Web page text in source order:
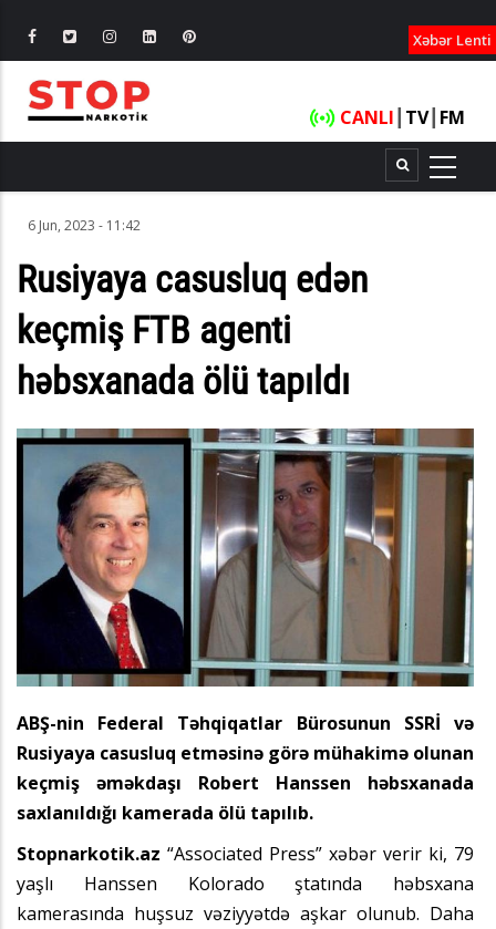
Xəbər Lenti
CANLI TV┃ FM
6 Jun, 2023 - 11:42
Rusiyaya casusluq edən
keçmiş FTB agenti
həbsxanada ölü tapıldı
ABŞ-nin Federal Təhqiqatlar Bürosunun SSRİ və
Rusiyaya casusluq etməsinə görə mühakimə olunan
keçmiş əməkdaşı Robert Hanssen həbsxanada
saxlanıldığı kamerada ölü tapılıb.
Stopnarkotik.az “Associated Press” xəbər verir ki, 79
yaşlı Hanssen Kolorado ştatında həbsxana
kamerasında huşsuz vəziyyətdə aşkar olunub. Daha